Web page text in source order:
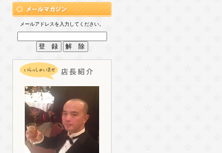
メールアドレスを入力してください。